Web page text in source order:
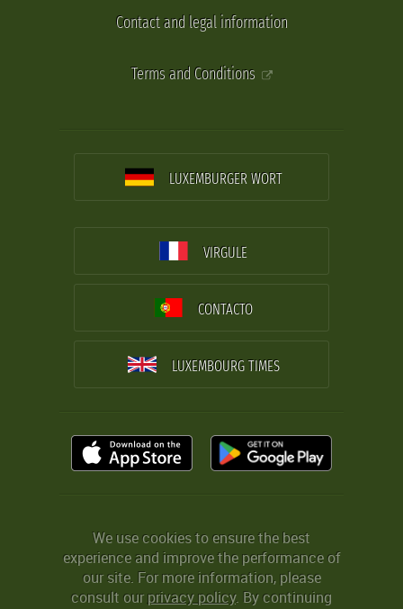
Contact and legal information
Terms and Conditions
LUXEMBURGER WORT
VIRGULE
CONTACTO
LUXEMBOURG TIMES
We use cookies to ensure the best
experience and improve the performance of
our site. For more information, please
consult ourprivacy policy. By continuing